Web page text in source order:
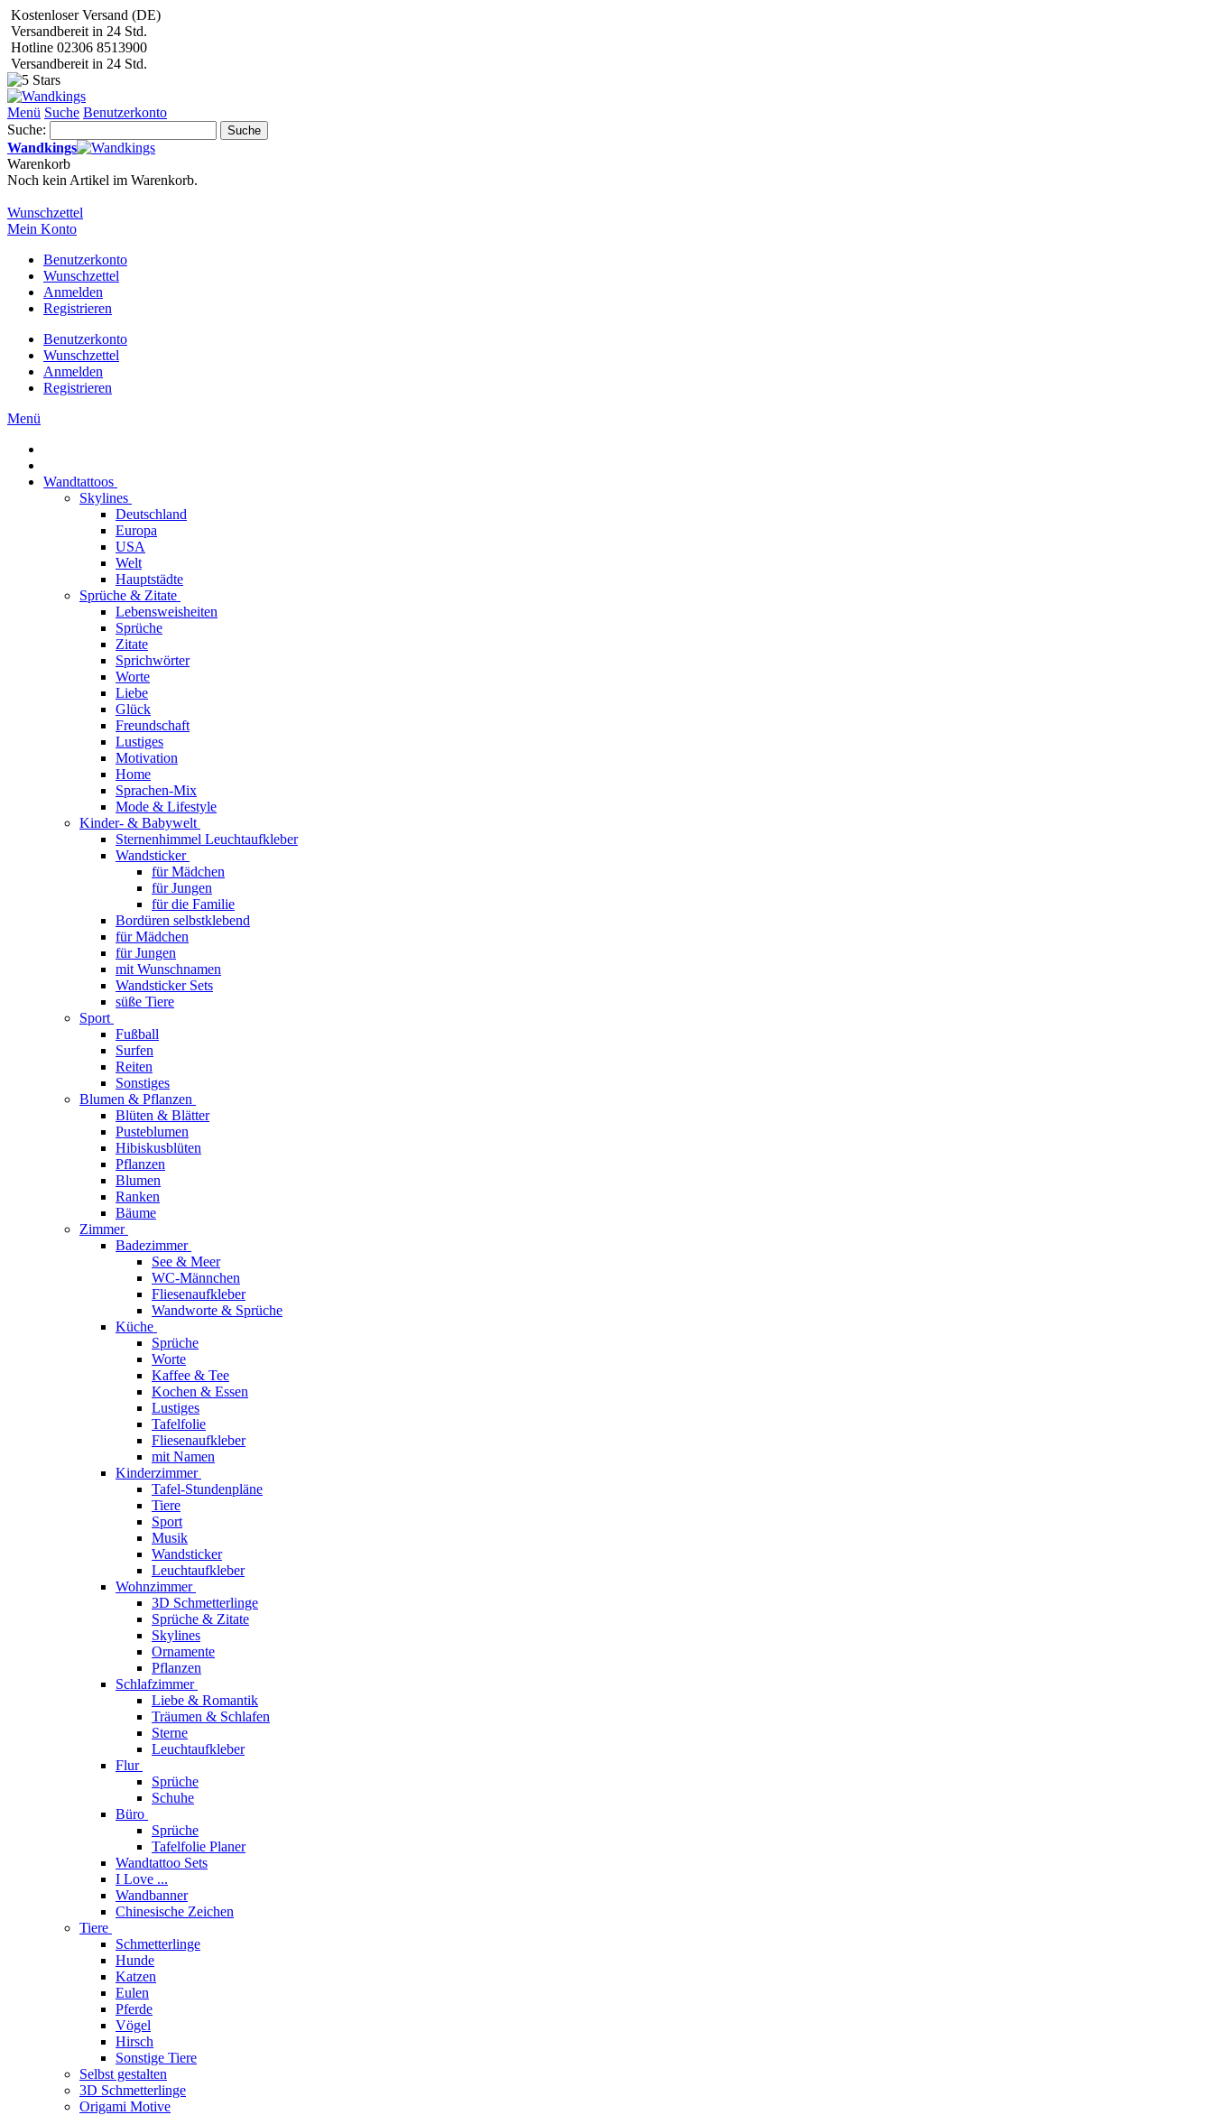
Kostenloser Versand (DE)
Versandbereit in 24 Std.
Hotline 02306 8513900
Versandbereit in 24 Std.
Menü Suche Benutzerkonto
Suche:
Suche
Wandkings
Warenkorb
Noch kein Artikel im Warenkorb.
Wunschzettel
Mein Konto
Benutzerkonto
Wunschzettel
Anmelden
Registrieren
Benutzerkonto
Wunschzettel
Anmelden
Registrieren
Menü
Wandtattoos
Skylines
Deutschland
Europa
USA
Welt
Hauptstädte
Sprüche & Zitate
Lebensweisheiten
Sprüche
Zitate
Sprichwörter
Worte
Liebe
Glück
Freundschaft
Lustiges
Motivation
Home
Sprachen-Mix
Mode & Lifestyle
Kinder- & Babywelt
Sternenhimmel Leuchtaufkleber
Wandsticker
für Mädchen
für Jungen
für die Familie
Bordüren selbstklebend
für Mädchen
für Jungen
mit Wunschnamen
Wandsticker Sets
süße Tiere
Sport
Fußball
Surfen
Reiten
Sonstiges
Blumen & Pflanzen
Blüten & Blätter
Pusteblumen
Hibiskusblüten
Pflanzen
Blumen
Ranken
Bäume
Zimmer
Badezimmer
See & Meer
WC-Männchen
Fliesenaufkleber
Wandworte & Sprüche
Küche
Sprüche
Worte
Kaffee & Tee
Kochen & Essen
Lustiges
Tafelfolie
Fliesenaufkleber
mit Namen
Kinderzimmer
Tafel-Stundenpläne
Tiere
Sport
Musik
Wandsticker
Leuchtaufkleber
Wohnzimmer
3D Schmetterlinge
Sprüche & Zitate
Skylines
Ornamente
Pflanzen
Schlafzimmer
Liebe & Romantik
Träumen & Schlafen
Sterne
Leuchtaufkleber
Flur
Sprüche
Schuhe
Büro
Sprüche
Tafelfolie Planer
Wandtattoo Sets
I Love ...
Wandbanner
Chinesische Zeichen
Tiere
Schmetterlinge
Hunde
Katzen
Eulen
Pferde
Vögel
Hirsch
Sonstige Tiere
Selbst gestalten
3D Schmetterlinge
Origami Motive